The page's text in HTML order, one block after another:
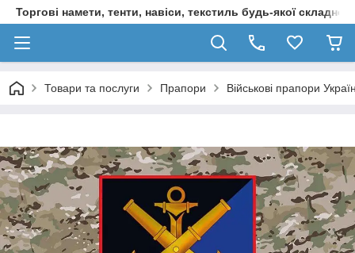
Торгові намети, тенти, навіси, текстиль будь-якої
Товари та послуги Прапори Військові прапори